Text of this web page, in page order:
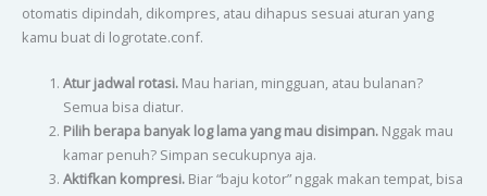
otomatis dipindah, dikompres, atau dihapus sesuai aturan yang
kamu buat di logrotate.conf.
Atur jadwal rotasi.Mau harian, mingguan, atau bulanan?
Semua bisa diatur.
Pilih berapa banyak log lama yang mau disimpan.Nggak mau
kamar penuh? Simpan secukupnya aja.
Aktifkan kompresi.Biar “baju kotor” nggak makan tempat, bisa